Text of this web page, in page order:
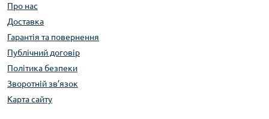
Про нас
Доставка
Гарантія та повернення
Публічний договір
Політика безпеки
Зворотній зв’язок
Карта сайту